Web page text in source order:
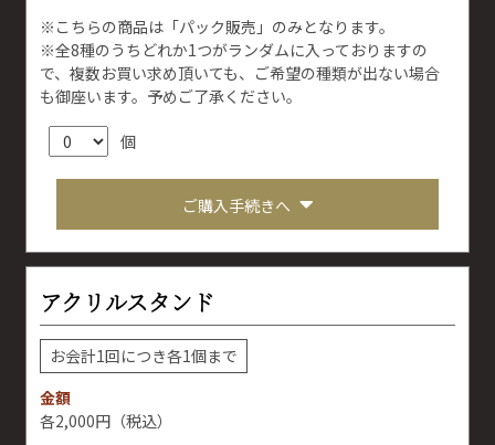
※こちらの商品は「パック販売」のみとなります。
※全8種のうちどれか1つがランダムに入っておりますの
で、複数お買い求め頂いても、ご希望の種類が出ない場合
も御座います。予めご了承ください。
個
ご購入手続きへ
アクリルスタンド
お会計1回につき各1個まで
金額
2,000円 （税込）